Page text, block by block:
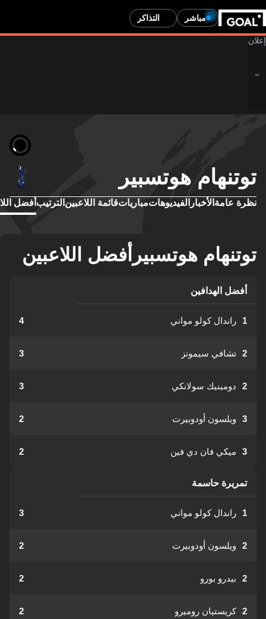
مباشر التذاكر
توتنهام هوتسبير
نظرة عامة الأخبار الفيديوهاتمبارياتقائمة اللاعبين الترتيب أفضل
توتنهام هوتسبيرأفضل اللاعبين
أفضل الهدافين
1 راندال كولو مواني 4
2 تشافي سيمونز 3
2 دومينيك سولانكي 3
3 ويلسون أودوبيرت 2
3 ميكي فان دي فين 2
تمريرة حاسمة
1 راندال كولو مواني 3
2 ويلسون أودوبيرت 2
2 بيدرو بورو 2
2 كريستيان روميرو 2